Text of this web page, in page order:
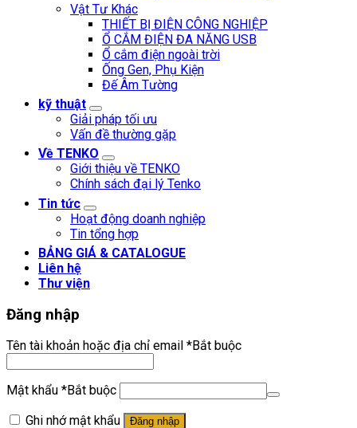
Vật Tư Khác
THIẾT BỊ ĐIỆN CÔNG NGHIỆP
Ổ CẮM ĐIỆN ĐA NĂNG USB
Ổ cắm điện ngoài trời
Ống Gen, Phụ Kiện
Đế Âm Tường
kỹ thuật
Giải pháp tối ưu
Vấn đề thường gặp
Về TENKO
Giới thiệu về TENKO
Chính sách đại lý Tenko
Tin tức
Hoạt động doanh nghiệp
Tin tổng hợp
BẢNG GIÁ & CATALOGUE
Liên hệ
Thư viện
Đăng nhập
Tên tài khoản hoặc địa chỉ email *Bắt buộc
Mật khẩu *Bắt buộc
Ghi nhớ mật khẩu
Đăng nhập